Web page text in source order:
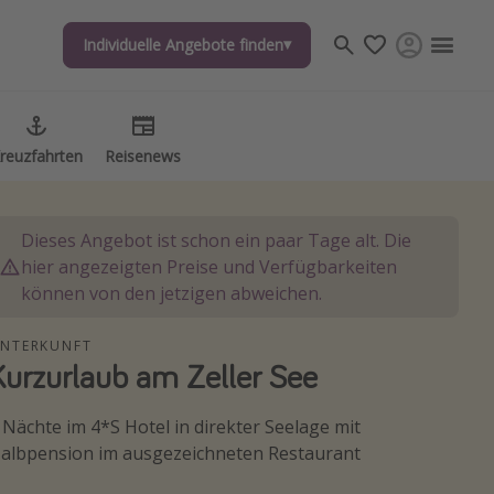
Individuelle Angebote finden
Reisenews
Dieses Angebot ist schon ein paar Tage alt. Die
hier angezeigten Preise und Verfügbarkeiten
können von den jetzigen abweichen.
am Zeller See
Nächte im 4*S Hotel in direkter Seelage mit
im ausgezeichneten Restaurant